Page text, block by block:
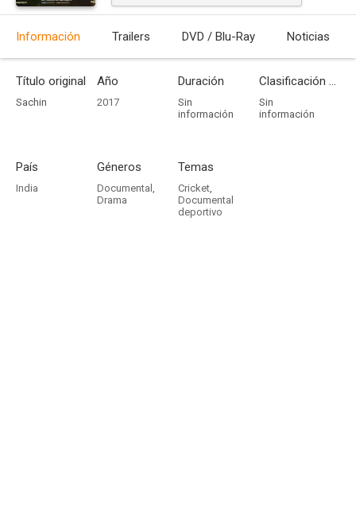
Estrenada
Información Trailers DVD / Blu-Ray Noticias
Título original
Sachin
Año
2017
Duración
Sin
información
Clasificación por edades
Sin
información
País
India
Géneros
Documental ,
Drama
Temas
Cricket,
Documental
deportivo